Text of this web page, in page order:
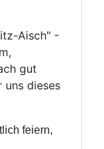
Aisch" -
gut
uns dieses
feiern,